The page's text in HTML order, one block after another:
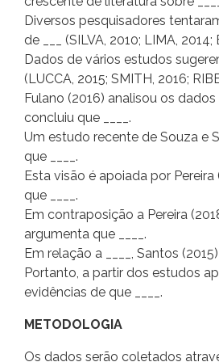
Diversos pesquisadores
de ___ (SILVA, 2010; LIMA, 2014;
Dados de vários estudos
(LUCCA, 2015; SMITH, 2016;
Fulano (2016) analisou os
concluiu que ____.
Um estudo recente de Souza e
que ____.
Esta visão é apoiada por
que ____.
Em contraposição a Pereira
argumenta que ____.
Em relação a ____, Santos (2015)
Portanto, a partir dos estudos
evidências de que ____.
METODOLOGIA
Os dados serão coletados